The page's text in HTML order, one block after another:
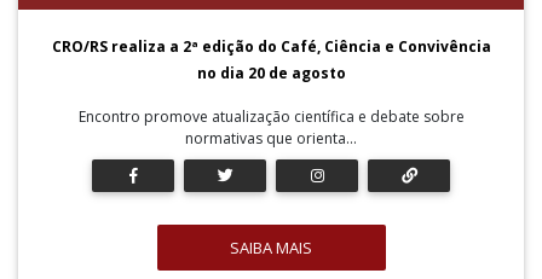
CRO/RS realiza a 2ª edição do Café, Ciência e Convivência
no dia 20 de agosto
Encontro promove atualização científica e debate sobre
normativas que orienta...
SAIBA MAIS